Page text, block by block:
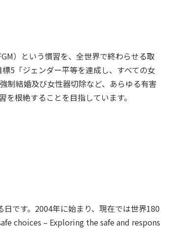
）という慣習を、全世界で終わらせる取
5「ジェンダー平等を達成し、すべての女
制結婚及び女性器切除など、あらゆる有害
根絶することを目指しています。
です。2004年に始まり、現在では世界180
choices – Exploring the safe and respons